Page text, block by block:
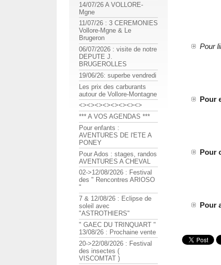
Pour
Pour
Pour
Pour
14/07/26 A VOLLORE-
Mgne
11/07/26 : 3 CEREMONIES
Vollore-Mgne & Le
Brugeron
06/07/2026 : visite de notre
DEPUTE J.
BRUGEROLLES
19/06/26: superbe vendredi
Les prix des carburants
autour de Vollore-Montagne
<><><><><><><><>
*** A VOS AGENDAS ***
Pour enfants :
AVENTURES DE l'ETE A
PONEY
Pour Ados : stages, randos
AVENTURES A CHEVAL
02->12/08/2026 : Festival
des " Rencontres ARIOSO
"
7 & 12/08/26 : Eclipse de
soleil avec
"ASTROTHIERS"
" GAEC DU TRINQUART "
13/08/26 : Prochaine vente
20->22/08/2026 : Festival
des insectes (
VISCOMTAT )